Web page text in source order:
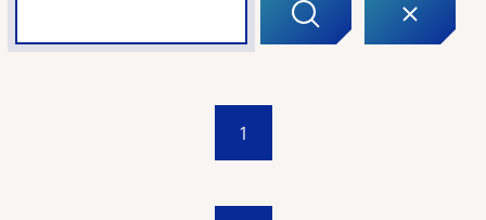
1